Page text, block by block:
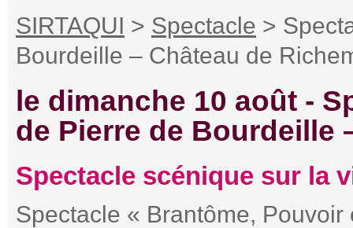
SIRTAQUI > Spectacle >
Bourdeille – Château de
le dimanche 10 août -
de Pierre de Bourdeille
Spectacle scénique sur la
Spectacle « Brantôme,